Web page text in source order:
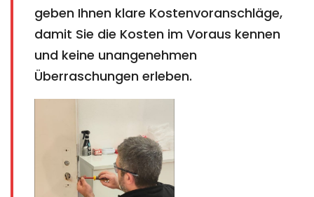
geben Ihnen klare Kostenvoranschläge,
damit Sie die Kosten im Voraus kennen
und keine unangenehmen
Überraschungen erleben.